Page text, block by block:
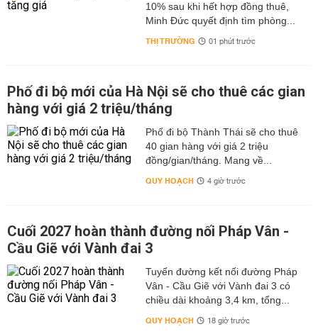
10% sau khi hết hợp đồng thuê,
Minh Đức quyết định tìm phòng...
THỊ TRƯỜNG 01 phút trước
Phố đi bộ mới của Hà Nội sẽ cho thuê các gian
hàng với giá 2 triệu/tháng
Phố đi bộ Thành Thái sẽ cho thuê
40 gian hàng với giá 2 triệu
đồng/gian/tháng. Mang về...
QUY HOẠCH 4 giờ trước
Cuối 2027 hoàn thành đường nối Pháp Vân -
Cầu Giẽ với Vành đai 3
Tuyến đường kết nối đường Pháp
Vân - Cầu Giẽ với Vành đai 3 có
chiều dài khoảng 3,4 km, tổng...
QUY HOẠCH 18 giờ trước